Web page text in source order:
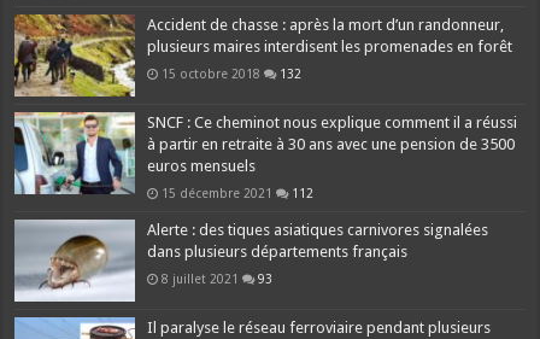
Accident de chasse : après la mort d’un randonneur,
plusieurs maires interdisent les promenades en forêt
15 octobre 2018 132
SNCF : Ce cheminot nous explique comment il a réussi
à partir en retraite à 30 ans avec une pension de 3500
euros mensuels
15 décembre 2021 112
Alerte : des tiques asiatiques carnivores signalées
dans plusieurs départements français
8 juillet 2021 93
Il paralyse le réseau ferroviaire pendant plusieurs